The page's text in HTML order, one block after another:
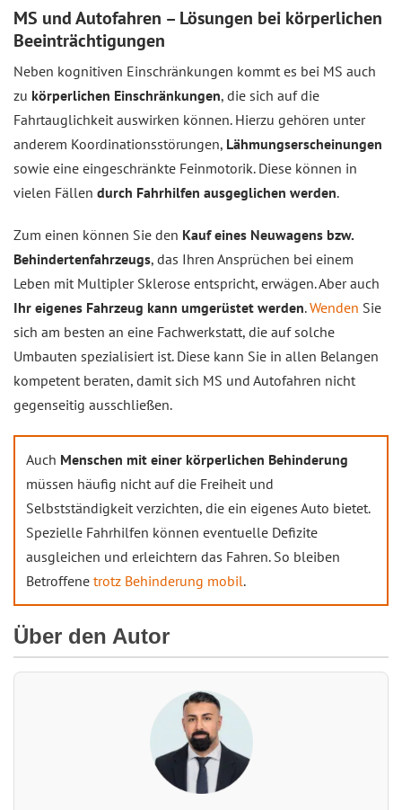
MS und Autofahren – Lösungen bei körperlichen
Beeinträchtigungen
Neben kognitiven Einschränkungen kommt es bei MS auch
zu körperlichen Einschränkungen, die sich auf die
Fahrtauglichkeit auswirken können. Hierzu gehören unter
anderem Koordinationsstörungen, Lähmungserscheinungen
sowie eine eingeschränkte Feinmotorik. Diese können in
vielen Fällen durch Fahrhilfen ausgeglichen werden.
Zum einen können Sie den Kauf eines Neuwagens bzw.
Behindertenfahrzeugs, das Ihren Ansprüchen bei einem
Leben mit Multipler Sklerose entspricht, erwägen. Aber auch
Ihr eigenes Fahrzeug kann umgerüstet werden.Wenden Sie
sich am besten an eine Fachwerkstatt, die auf solche
Umbauten spezialisiert ist. Diese kann Sie in allen Belangen
kompetent beraten, damit sich MS und Autofahren nicht
gegenseitig ausschließen.
Auch Menschen mit einer körperlichen Behinderung
müssen häufig nicht auf die Freiheit und
Selbstständigkeit verzichten, die ein eigenes Auto bietet.
Spezielle Fahrhilfen können eventuelle Defizite
ausgleichen und erleichtern das Fahren. So bleiben
Betroffene trotz Behinderung mobil.
Über den Autor